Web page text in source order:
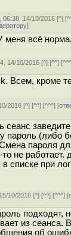
06:38, 14/10/2016 [^] [
]
меня всё
14/10/2016 [^] [^^] [
Всем, кроме
2016 [^] [^^] [^^^] [
сеанс
пароль (либо
пароля
не работает.
списке при
10/2016 [^] [^^] [^^^] [
подходят,
из сеанса.
об